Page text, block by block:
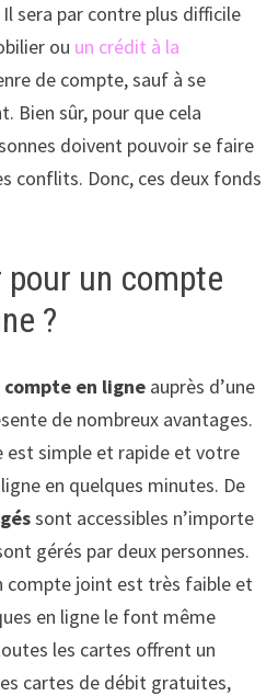
sera par contre plus difficile
ou un crédit à la
de compte, sauf à se
Bien sûr, pour que cela
doivent pouvoir se faire
conflits. Donc, ces deux fonds
un compte
?
compte en ligneauprès d’une
de nombreux avantages.
est simple et rapide et votre
en quelques minutes. De
sont accessibles n’importe
gérés par deux personnes.
compte joint est très faible et
en ligne le font même
les cartes offrent un
cartes de débit gratuites,